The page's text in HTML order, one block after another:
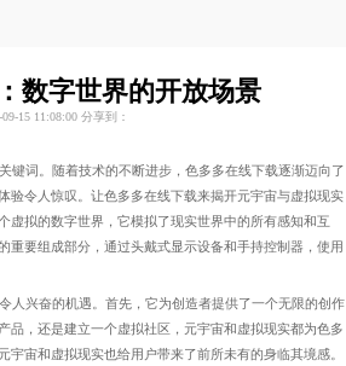
：数字世界的开放场景
09-15 11:08:00 分享到：
。随着技术的不断进步，色多多在线下载逐渐迈向了
验令人惊叹。让色多多在线下载来揭开元宇宙与虚拟现实
虚拟的数字世界，它模拟了现实世界中的所有感知和互
宙的重要组成部分，通过头戴式显示设备和手持控制器，使用
的机遇。首先，它为创造者提供了一个无限的创作
，还是建立一个虚拟社区，元宇宙和虚拟现实都为色多
宇宙和虚拟现实也给用户带来了前所未有的身临其境感。